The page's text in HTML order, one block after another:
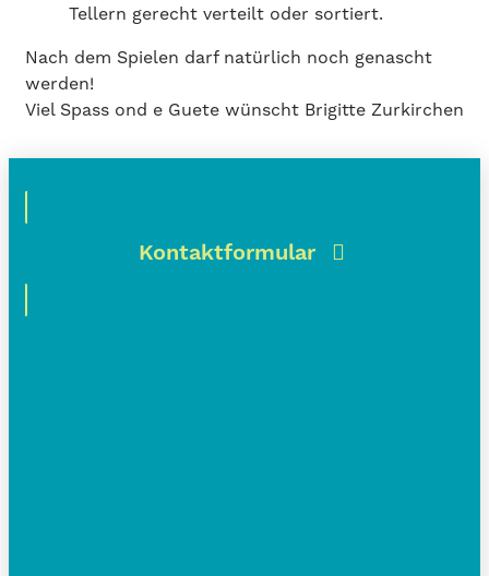
Tellern gerecht verteilt oder sortiert.
Nach dem Spielen darf natürlich noch genascht
werden!
Viel Spass ond e Guete wünscht Brigitte Zurkirchen
Kontaktformular